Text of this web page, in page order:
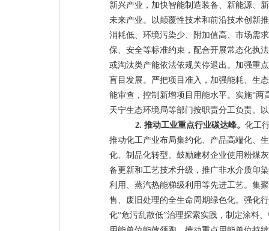
新兴产业，加快智能制造装备、新能源、
未来产业。以颠覆性技术和前沿技术创新
消耗低、环境污染少、附加值高、市场需
保、安全等标准约束，配合开展常态化执
或淘汰类产能依法依规关停退出。加强重
盲目发展。严把项目准入，加强能耗、生
能审查，控制新增项目用能水平。实施“两
天宁生态环境局等部门按职责分工负责。
2. 推动工业重点行业碳达峰。 化工
推动化工产业布局集约化、产品高端化、
化、制品化转型。鼓励建材企业使用粉煤
备更新和工艺技术升级，推广非水介质印
利用、蒸汽热能梯级利用等先进工艺。集
售、废旧处理的全生命周期绿色化。强化
化“危污乱散低”治理探索实践，制定涂料